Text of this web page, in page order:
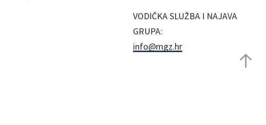
VODIČKA SLUŽBA I NAJAVA
GRUPA:
info@mgz.hr